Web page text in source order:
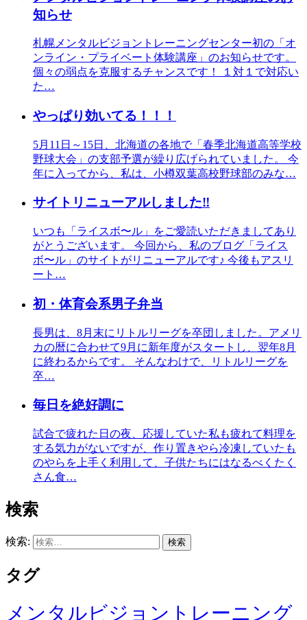
知らせ
札幌メンタルビジョントレーニングセンター初の「オ
ンライン・プライベート体験講座」のお知らせです。
個々の弱点を克服するチャンスです！ １対１で対応い
た…
やっぱり効いてる！！！
5月11日～15日、北海道の各地で「春季北海道高等学校
野球大会」の支部予選が繰り広げられていました。 今
年に入ってから、私は、小樽双葉高校野球部のみな…
サイトリニューアルしました‼️
いつも「ライスボ〜ル」をご愛読いただきましてあり
がとうございます。 今回から、私のブログ「ライス
ボ〜ル」のサイトがリニューアルです♪ 今後もアスリ
ート…
初・体育会系男子弁当
長男は、8月末にリトルリーグを卒団しました。アメリ
カの暦に合わせて9月に新年度がスタートし、翌年8月
に終わるからです。 そんなわけで、リトルリーグを
卒…
毎日を絶好調に
試合で疲れた日の夜、応援していた私も疲れて料理を
する気力がないですが、作り置きやら冷凍していたも
のやらを上手く利用して、子供たちにはなるべくたく
さん食…
検索
検索:
タグ
メンタルビジョントレーニング